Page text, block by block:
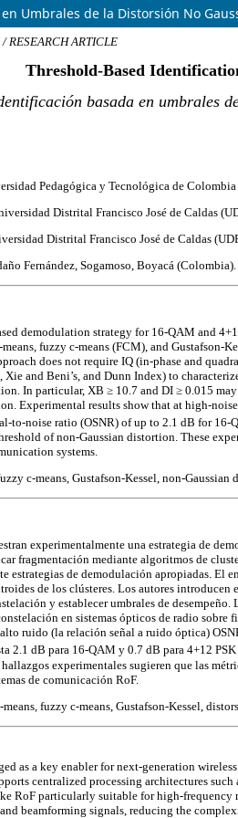
Umbrales de la Distorsión No